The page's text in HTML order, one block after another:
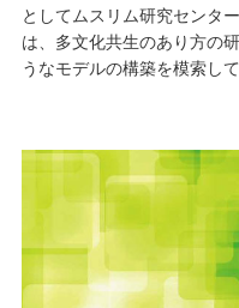
としてムスリム研究センタ
は、多文化共生のあり方の
うなモデルの構築を模索して